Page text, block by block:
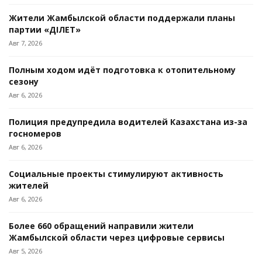
Жители Жамбылской области поддержали планы
партии «ӘДІЛЕТ»
Авг 7, 2026
Полным ходом идёт подготовка к отопительному
сезону
Авг 6, 2026
Полиция предупредила водителей Казахстана из-за
госномеров
Авг 6, 2026
Социальные проекты стимулируют активность
жителей
Авг 6, 2026
Более 660 обращений направили жители
Жамбылской области через цифровые сервисы
Авг 5, 2026